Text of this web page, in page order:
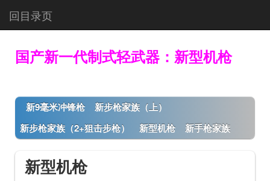
国产新一代制式轻武器：新型机枪
回目录页
新9毫米冲锋枪
新步枪家族（上）
新步枪家族（2+狙击步枪）
新型机枪 新手枪家族
新型机枪